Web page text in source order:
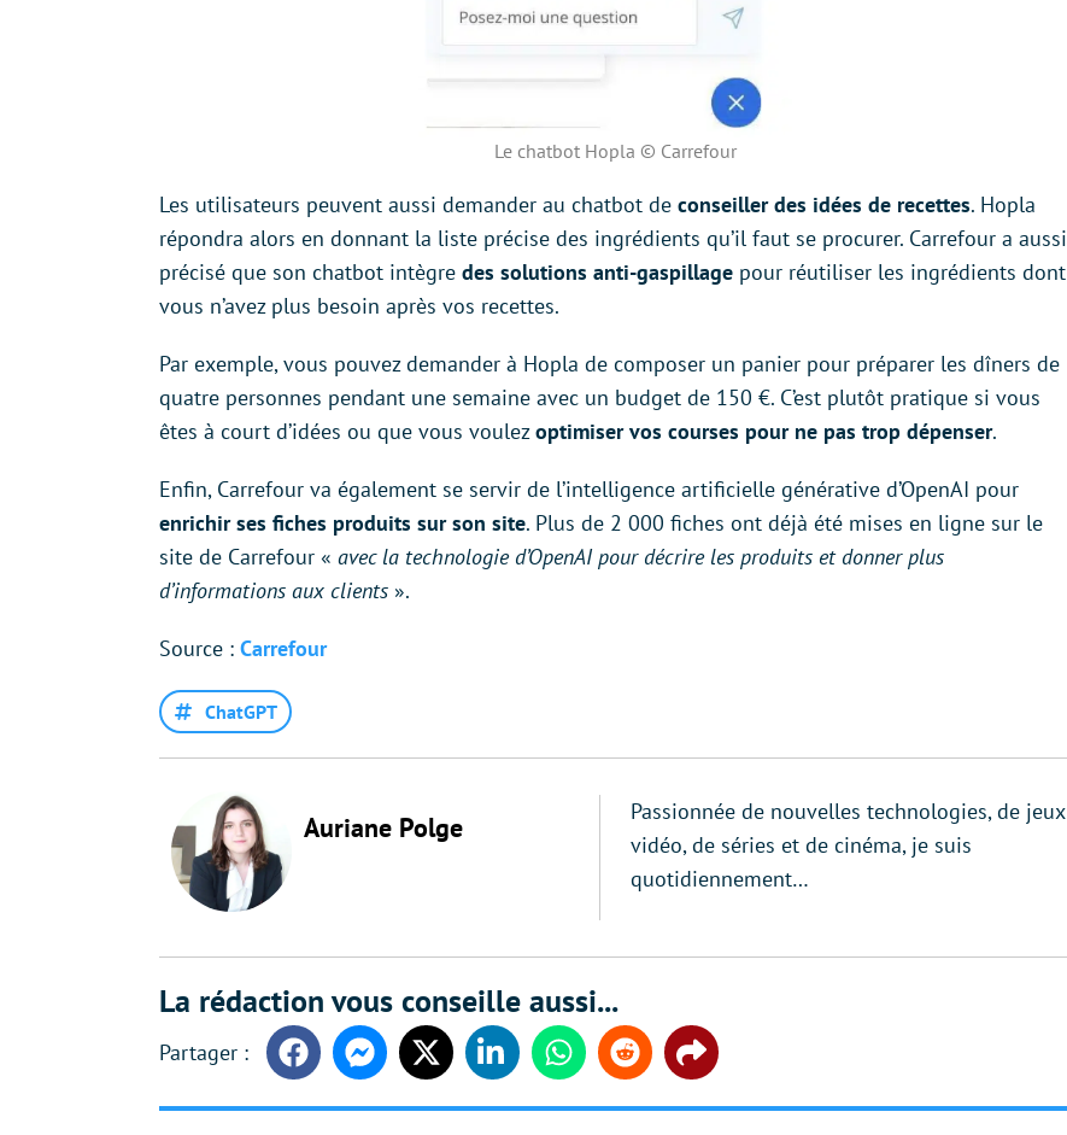
Le chatbot Hopla © Carrefour
Les utilisateurs peuvent aussi demander au chatbot de conseiller des idées de recettes. Hopla
répondra alors en donnant la liste précise des ingrédients qu’il faut se procurer. Carrefour a aussi
précisé que son chatbot intègre des solutions anti-gaspillage pour réutiliser les ingrédients dont
vous n’avez plus besoin après vos recettes.
Par exemple, vous pouvez demander à Hopla de composer un panier pour préparer les dîners de
quatre personnes pendant une semaine avec un budget de 150 €. C’est plutôt pratique si vous
êtes à court d’idées ou que vous voulezoptimiser vos courses pour ne pas trop dépenser.
Enfin, Carrefour va également se servir de l’intelligence artificielle générative d’OpenAI pour
enrichir ses fiches produits sur son site. Plus de 2 000 fiches ont déjà été mises en ligne sur le
site de Carrefour « avec la technologie d’OpenAI pour décrire les produits et donner plus
d’informations aux clients ».
Source : Carrefour
ChatGPT
Auriane Polge
Passionnée de nouvelles technologies, de jeux
vidéo, de séries et de cinéma, je suis
quotidiennement…
La rédaction vous conseille aussi...
FacebookMessengerTwitter LinkedinWhatsappReddit Share